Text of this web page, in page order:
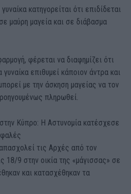
κατηγορείται ότι επιδίδεται
μαύρη μαγεία και σε διάβασμα
φέρεται να διαφημίζει ότι
επιθυμεί κάποιον άντρα και
με την άσκηση μαγείας να τον
πληρωθεί.
Κύπρο: Η Αστυνομία κατέσχεσε
τις Αρχές από τον
18/9 στην οικία της «μάγισσας» σε
και κατασχέθηκαν τα